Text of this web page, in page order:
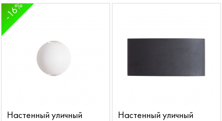
Настенный уличный
-16%
Настенный уличный